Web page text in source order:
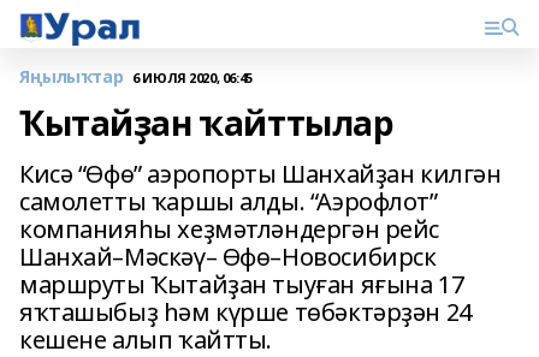
Яңылыҡтар 6 ИЮЛЯ 2020, 06:45
Ҡытайҙан ҡайттылар
Кисә “Өфө” аэропорты Шанхайҙан килгән
самолетты ҡаршы алды. “Аэрофлот”
компанияһы хеҙмәтләндергән рейс
Шанхай–Мәскәү– Өфө–Новосибирск
маршруты Ҡытайҙан тыуған яғына 17
яҡташыбыҙ һәм күрше төбәктәрҙән 24
кешене алып ҡайтты.